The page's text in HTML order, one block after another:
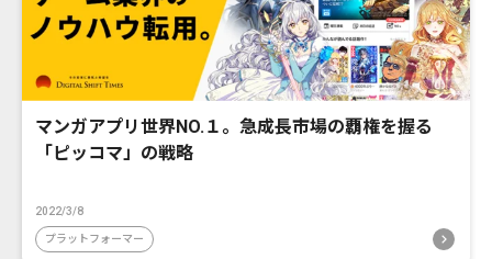
マンガアプリ世界NO.１。急成長市場の覇権を握る
「ピッコマ」の戦略
2022/3/8
プラットフォーマー